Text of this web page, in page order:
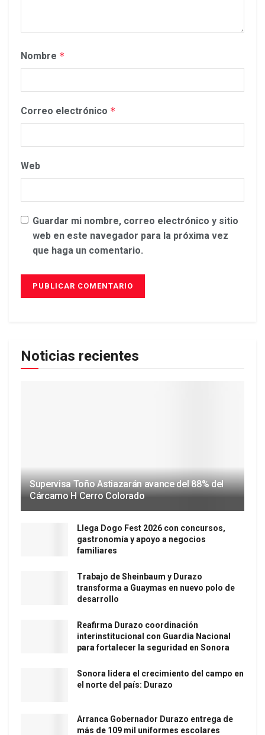
Nombre *
Correo electrónico *
Web
Guardar mi nombre, correo electrónico y sitio
web en este navegador para la próxima vez
que haga un comentario.
Noticias recientes
Supervisa Toño Astiazarán avance del 88% del
Cárcamo H Cerro Colorado
Llega Dogo Fest 2026 con concursos,
gastronomía y apoyo a negocios
familiares
Trabajo de Sheinbaum y Durazo
transforma a Guaymas en nuevo polo de
desarrollo
Reafirma Durazo coordinación
interinstitucional con Guardia Nacional
para fortalecer la seguridad en Sonora
Sonora lidera el crecimiento del campo en
el norte del país: Durazo
Arranca Gobernador Durazo entrega de
más de 109 mil uniformes escolares